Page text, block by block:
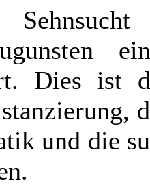
Dies ist
und die